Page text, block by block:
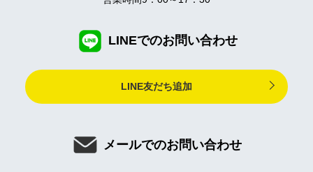
LINEでのお問い合わせ
LINE友だち追加
メールでのお問い合わせ